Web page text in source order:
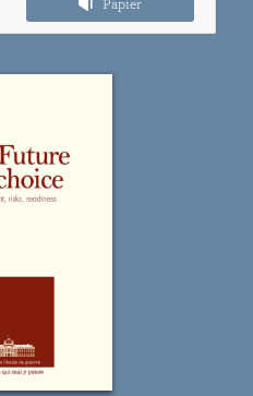
Papier